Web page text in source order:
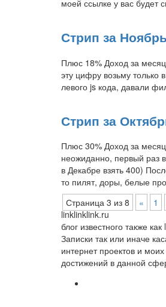
моей ссылке у вас будет
Стрип за
Плюс 18% Доход за
эту цифру возьму
левого js кода, давали
Стрип за
Плюс 30% Доход за
неожиданно, первый раз
в Декабре взять 400)
то пилят, доры, белые
Страница 3 из 8
« 1
linklinklink.ru
блог известного также как
Записки так или иначе
интернет проектов и
достижений в данной